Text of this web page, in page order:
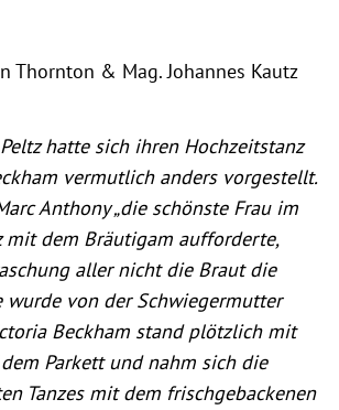
Thornton & Mag. Johannes Kautz
hatte sich ihren Hochzeitstanz
vermutlich anders vorgestellt.
Anthony „die schönste Frau im
mit dem Bräutigam aufforderte,
aller nicht die Braut die
wurde von der Schwiegermutter
Beckham stand plötzlich mit
Parkett und nahm sich die
Tanzes mit dem frischgebackenen